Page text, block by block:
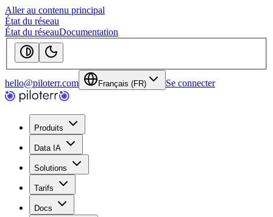
Aller au contenu principal
État du réseau
État du réseauDocumentation
hello@piloterr.com Français (FR) Se connecter
Produits
Data IA
Solutions
Tarifs
Docs